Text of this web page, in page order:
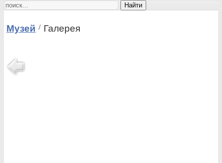
Найти
Музей Галерея